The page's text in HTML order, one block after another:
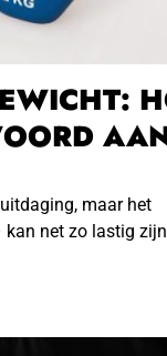
maar het
net zo lastig